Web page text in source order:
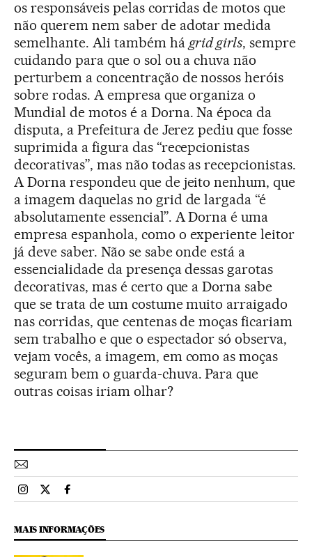
os responsáveis pelas corridas de motos que
não querem nem saber de adotar medida
semelhante. Ali também há grid girls, sempre
cuidando para que o sol ou a chuva não
perturbem a concentração de nossos heróis
sobre rodas. A empresa que organiza o
Mundial de motos é a Dorna. Na época da
disputa, a Prefeitura de Jerez pediu que fosse
suprimida a figura das “recepcionistas
decorativas”, mas não todas as recepcionistas.
A Dorna respondeu que de jeito nenhum, que
a imagem daquelas no grid de largada “é
absolutamente essencial”. A Dorna é uma
empresa espanhola, como o experiente leitor
já deve saber. Não se sabe onde está a
essencialidade da presença dessas garotas
decorativas, mas é certo que a Dorna sabe
que se trata de um costume muito arraigado
nas corridas, que centenas de moças ficariam
sem trabalho e que o espectador só observa,
vejam vocês, a imagem, em como as moças
seguram bem o guarda-chuva. Para que
outras coisas iriam olhar?
Esportes El País Brasil en Instagram
Esportes El País Brasil en Twitter
Esportes El País Brasil en Facebook
MAIS INFORMAÇÕES